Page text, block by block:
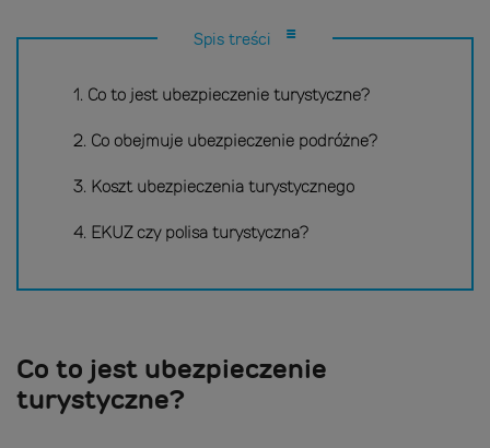
Spis treści
1. Co to jest ubezpieczenie turystyczne?
2. Co obejmuje ubezpieczenie podróżne?
3. Koszt ubezpieczenia turystycznego
4. EKUZ czy polisa turystyczna?
Co to jest ubezpieczenie
turystyczne?